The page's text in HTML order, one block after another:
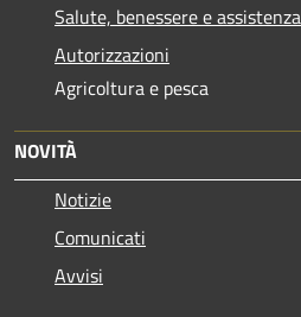
Salute, benessere e assistenza
Autorizzazioni
Agricoltura e pesca
NOVITÀ
Notizie
Comunicati
Avvisi